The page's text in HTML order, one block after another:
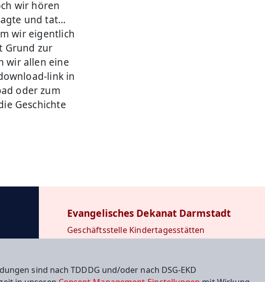
sind nach TDDDG und/oder nach DSG-EKD
wir hören
und tat…
wir eigentlich
Grund zur
wir allen eine
link in
oder zum
Geschichte
Evangelisches Dekanat Darmstadt
Geschäftsstelle Kindertagesstätten
Kiesstraße 14
+49 6151 1362465